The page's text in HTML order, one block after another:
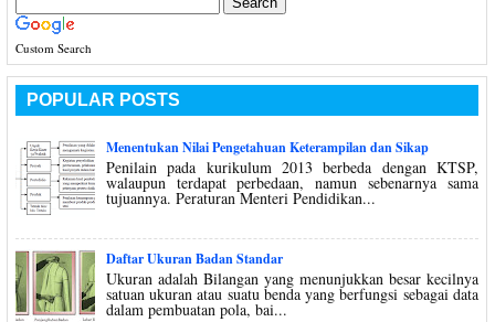
Custom Search
POPULAR POSTS
Menentukan Nilai Pengetahuan Keterampilan dan Sikap
Penilain pada kurikulum 2013 berbeda dengan KTSP,
walaupun terdapat perbedaan, namun sebenarnya sama
tujuannya. Peraturan Menteri Pendidikan...
Daftar Ukuran Badan Standar
Ukuran adalah Bilangan yang menunjukkan besar kecilnya
satuan ukuran atau suatu benda yang berfungsi sebagai data
dalam pembuatan pola, bai...